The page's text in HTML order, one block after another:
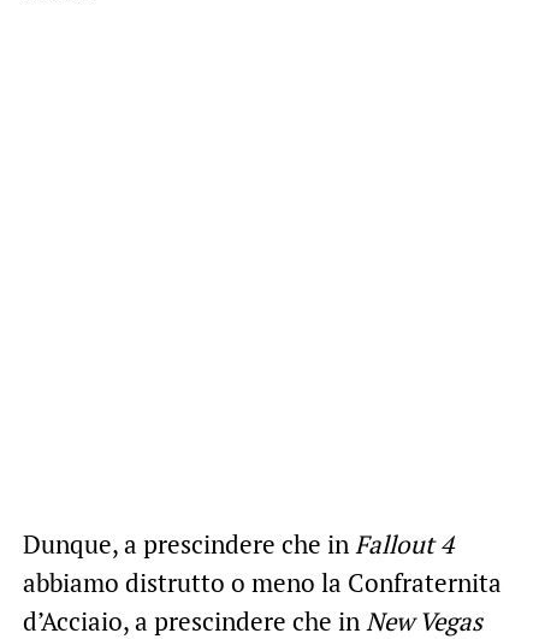
Dunque, a prescindere che in Fallout 4
abbiamo distrutto o meno la Confraternita
d’Acciaio, a prescindere che in New Vegas